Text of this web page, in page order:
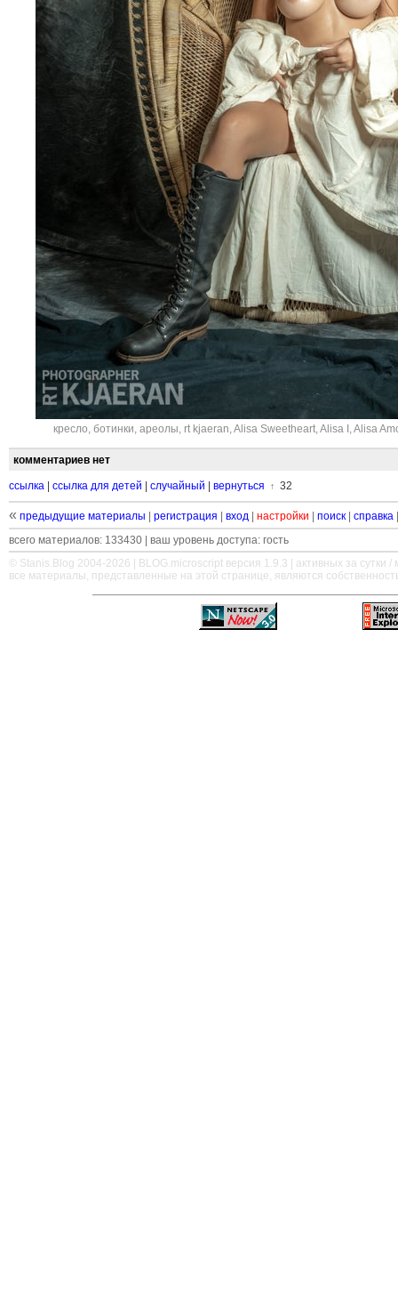
кресло, ботинки, ареолы, rt kjaeran,Alisa Sweetheart,Alisa I ,Alisa
комментариев нет
ссылка ссылка для детей случайный вернуться ↑ 32
« предыдущие материалы регистрация вход настройки поиск справка
всего материалов: 133430 | ваш уровень доступа: гость
© Stanis.Blog 2004-2026 |
BLOG.microscript версия 1.9.3 | активных за сутки /
все материалы, представленные на этой странице, являются
—————————————————————